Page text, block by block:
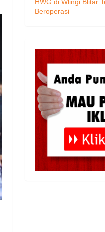
HWG di Wlingi Blitar
Beroperasi